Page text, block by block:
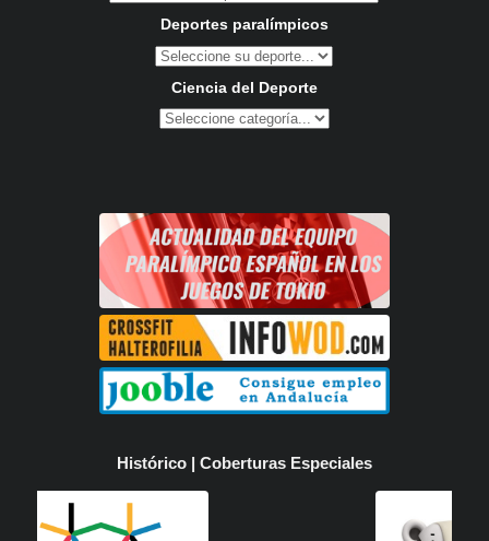
Deportes paralímpicos
Ciencia del Deporte
Histórico | Coberturas Especiales